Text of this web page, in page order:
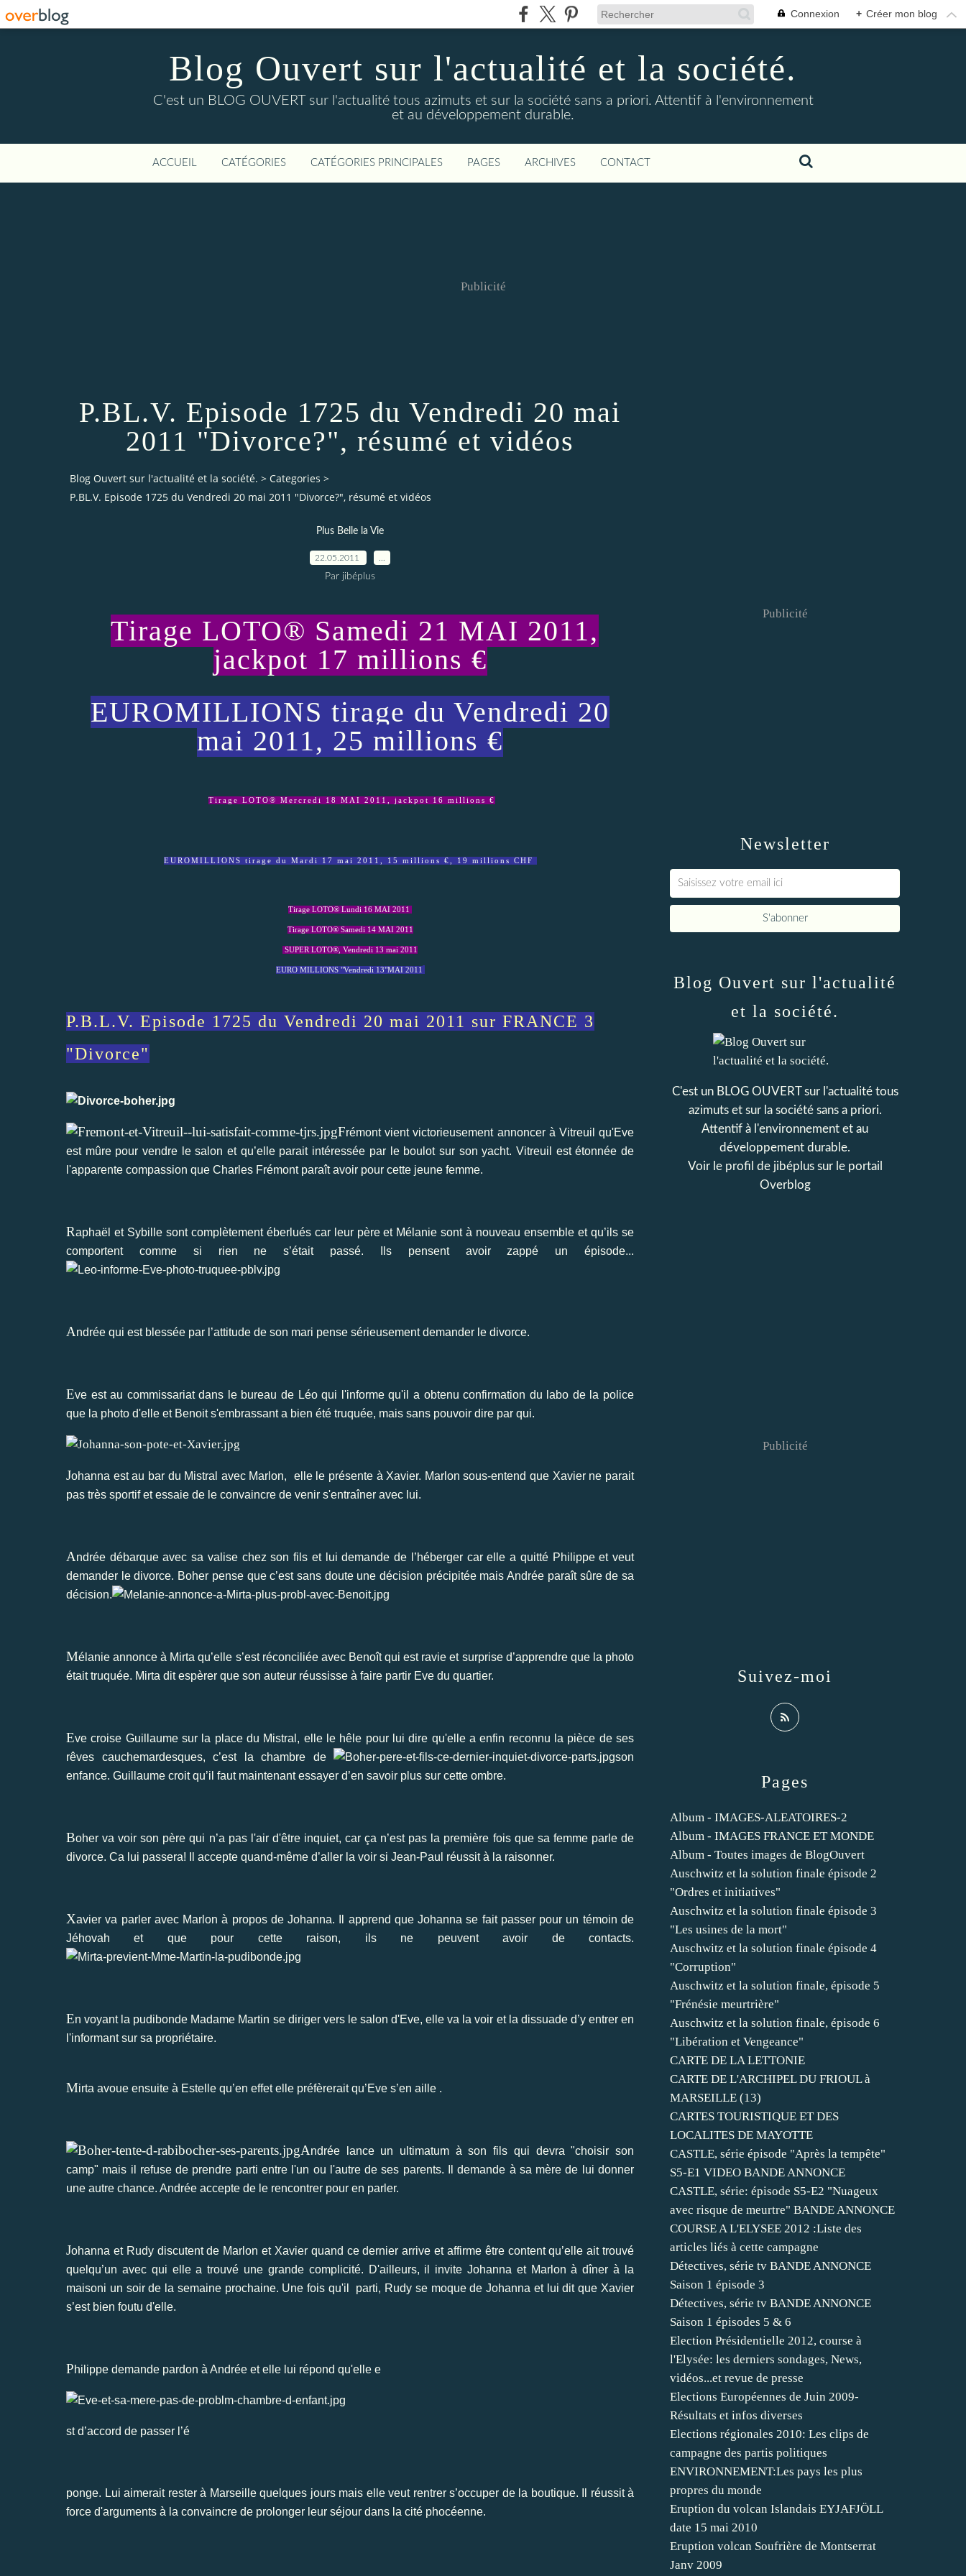
Connexion + Créer mon blog
Blog Ouvert sur l'actualité et la société.
C'est un BLOG OUVERT sur l'actualité tous azimuts et sur la société sans a priori. Attentif à l'environnement
et au développement durable.
ACCUEIL CATÉGORIES CATÉGORIES PRINCIPALES PAGES ARCHIVES CONTACT
Publicité
P.BL.V. Episode 1725 du Vendredi 20 mai
2011 "Divorce?", résumé et vidéos
Blog Ouvert sur l'actualité et la société. > Categories >
P.BL.V. Episode 1725 du Vendredi 20 mai 2011 "Divorce?", résumé et vidéos
Plus Belle la Vie
22.05.2011
Par jibéplus
Tirage LOTO® Samedi 21 MAI 2011,
jackpot 17 millions €
EUROMILLIONS tirage du Vendredi 20
mai 2011, 25 millions €
Tirage LOTO® Mercredi 18 MAI 2011, jackpot 16 millions €
EUROMILLIONS tirage du Mardi 17 mai 2011, 15 millions €, 19 millions CHF
Tirage LOTO® Lundi 16 MAI 2011
Tirage LOTO® Samedi 14 MAI 2011
SUPER LOTO®, Vendredi 13 mai 2011
EURO MILLIONS "Vendredi 13"MAI 2011
P.B.L.V. Episode 1725 du Vendredi 20 mai 2011 sur FRANCE 3
"Divorce"
Frémont vient victorieusement annoncer à Vitreuil qu'Eve
est mûre pour vendre le salon et qu’elle parait intéressée par le boulot sur son yacht. Vitreuil est étonnée de
l'apparente compassion que Charles Frémont paraît avoir pour cette jeune femme.
Raphaël et Sybille sont complètement éberlués car leur père et Mélanie sont à nouveau ensemble et qu’ils se
comportent comme si rien ne s’était passé. Ils pensent avoir zappé un épisode...
Andrée qui est blessée par l’attitude de son mari pense sérieusement demander le divorce.
Eve est au commissariat dans le bureau de Léo qui l'informe qu'il a obtenu confirmation du labo de la police
que la photo d'elle et Benoit s'embrassant a bien été truquée, mais sans pouvoir dire par qui.
Johanna est au bar du Mistral avec Marlon, elle le présente à Xavier. Marlon sous-entend que Xavier ne parait
pas très sportif et essaie de le convaincre de venir s'entraîner avec lui.
Andrée débarque avec sa valise chez son fils et lui demande de l’héberger car elle a quitté Philippe et veut
demander le divorce. Boher pense que c’est sans doute une décision précipitée mais Andrée paraît sûre de sa
décision.
Mélanie annonce à Mirta qu’elle s’est réconciliée avec Benoît qui est ravie et surprise d’apprendre que la photo
était truquée. Mirta dit espèrer que son auteur réussisse à faire partir Eve du quartier.
Eve croise Guillaume sur la place du Mistral, elle le hêle pour lui dire qu'elle a enfin reconnu la pièce de ses
rêves cauchemardesques, c’est la chambre de
son
enfance. Guillaume croit qu’il faut maintenant essayer d’en savoir plus sur cette ombre.
Boher va voir son père qui n’a pas l'air d'être inquiet, car ça n’est pas la première fois que sa femme parle de
divorce. Ca lui passera! Il accepte quand-même d’aller la voir si Jean-Paul réussit à la raisonner.
Xavier va parler avec Marlon à propos de Johanna. Il apprend que Johanna se fait passer pour un témoin de
Jéhovah et que pour cette raison, ils ne peuvent avoir de contacts.
En voyant la pudibonde Madame Martin se diriger vers le salon d'Eve, elle va la voir et la dissuade d’y entrer en
l'informant sur sa propriétaire.
Mirta avoue ensuite à Estelle qu’en effet elle préfèrerait qu’Eve s’en aille .
Andrée lance un ultimatum à son fils qui devra "choisir son
camp" mais il refuse de prendre parti entre l'un ou l'autre de ses parents. Il demande à sa mère de lui donner
une autre chance. Andrée accepte de le rencontrer pour en parler.
Johanna et Rudy discutent de Marlon et Xavier quand ce dernier arrive et affirme être content qu’elle ait trouvé
quelqu’un avec qui elle a trouvé une grande complicité. D'ailleurs, il invite Johanna et Marlon à dîner à la
maisoni un soir de la semaine prochaine. Une fois qu'il parti, Rudy se moque de Johanna et lui dit que Xavier
s’est bien foutu d'elle.
Philippe demande pardon à Andrée et elle lui répond qu'elle e
st d’accord de passer l’é
ponge. Lui aimerait rester à Marseille quelques jours mais elle veut rentrer s’occuper de la boutique. Il réussit à
force d'arguments à la convaincre de prolonger leur séjour dans la cité phocéenne.
Newsletter
Publicité
Pages
Album - IMAGES-ALEATOIRES-2
Album - IMAGES FRANCE ET MONDE
Album - Toutes images de BlogOuvert
Auschwitz et la solution finale épisode 2
"Ordres et initiatives"
Auschwitz et la solution finale épisode 3
"Les usines de la mort"
Auschwitz et la solution finale épisode 4
"Corruption"
Auschwitz et la solution finale, épisode 5
"Frénésie meurtrière"
Auschwitz et la solution finale, épisode 6
"Libération et Vengeance"
CARTE DE LA LETTONIE
CARTE DE L'ARCHIPEL DU FRIOUL à
MARSEILLE (13)
CARTES TOURISTIQUE ET DES
LOCALITES DE MAYOTTE
CASTLE, série épisode "Après la tempête"
S5-E1 VIDEO BANDE ANNONCE
CASTLE, série: épisode S5-E2 "Nuageux
avec risque de meurtre" BANDE ANNONCE
COURSE A L'ELYSEE 2012 :Liste des
articles liés à cette campagne
Détectives, série tv BANDE ANNONCE
Saison 1 épisode 3
Détectives, série tv BANDE ANNONCE
Saison 1 épisodes 5 & 6
Election Présidentielle 2012, course à
l'Elysée: les derniers sondages, News,
vidéos...et revue de presse
Elections Européennes de Juin 2009-
Résultats et infos diverses
Elections régionales 2010: Les clips de
campagne des partis politiques
ENVIRONNEMENT:Les pays les plus
propres du monde
Eruption du volcan Islandais EYJAFJÖLL
date 15 mai 2010
Eruption volcan Soufrière de Montserrat
Janv 2009
Blog Ouvert sur l'actualité
et la société.
C'est un BLOG OUVERT sur l'actualité tous
azimuts et sur la société sans a priori.
Attentif à l'environnement et au
développement durable.
Voir le profil de jibéplussur le portail
Overblog
Suivez-moi
Publicité